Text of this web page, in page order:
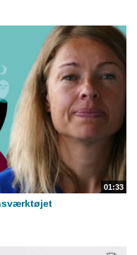
01:33